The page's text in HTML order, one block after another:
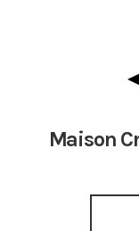
Maison